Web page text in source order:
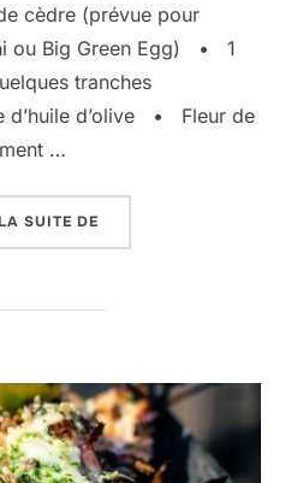
cèdre (prévue pour
ou Big Green Egg) • 1
tranches
d’olive • Fleur de
…
SUITE DE